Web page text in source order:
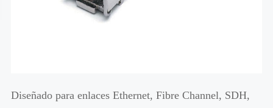
Diseñado para enlaces Ethernet, Fibre Channel, SDH,